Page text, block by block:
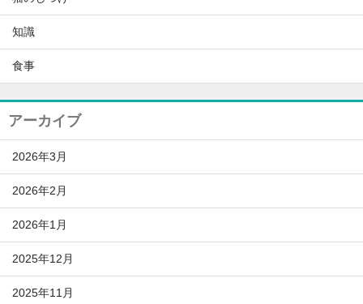
知識
食事
アーカイブ
2026年3月
2026年2月
2026年1月
2025年12月
2025年11月